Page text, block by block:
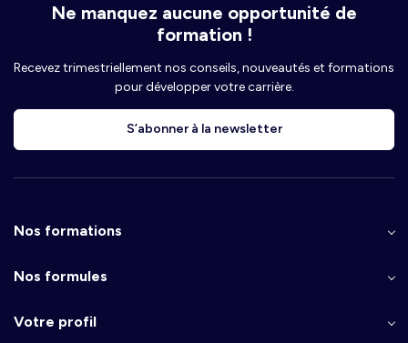
Ne manquez aucune opportunité de
formation !
Recevez trimestriellement nos conseils, nouveautés et formations
pour développer votre carrière.
S’abonner à la newsletter
Nos formations
Nos formules
Votre profil